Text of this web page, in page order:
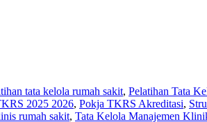
tata kelola rumah sakit, Pelatihan Tata
2025 2026, Pokja TKRS Akreditasi,
rumah sakit, Tata Kelola Manajemen